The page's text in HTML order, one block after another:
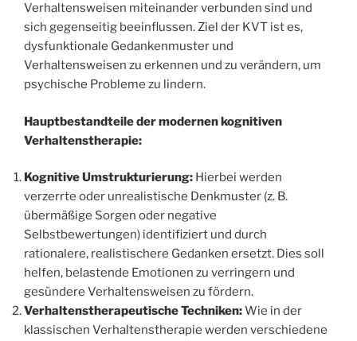
Verhaltensweisen miteinander verbunden sind und
sich gegenseitig beeinflussen. Ziel der KVT ist es,
dysfunktionale Gedankenmuster und
Verhaltensweisen zu erkennen und zu verändern, um
psychische Probleme zu lindern.
Hauptbestandteile der modernen kognitiven
Verhaltenstherapie:
Kognitive Umstrukturierung: Hierbei werden
verzerrte oder unrealistische Denkmuster (z. B.
übermäßige Sorgen oder negative
Selbstbewertungen) identifiziert und durch
rationalere, realistischere Gedanken ersetzt. Dies soll
helfen, belastende Emotionen zu verringern und
gesündere Verhaltensweisen zu fördern.
Verhaltenstherapeutische Techniken:Wie in der
klassischen Verhaltenstherapie werden verschiedene